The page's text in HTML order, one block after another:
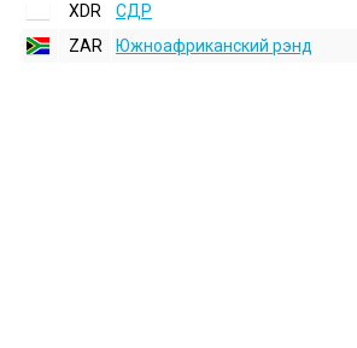
XDR
СДР
ZAR
Южноафриканский рэнд